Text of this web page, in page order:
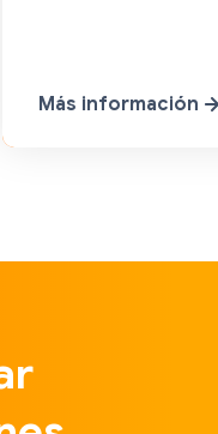
Más información